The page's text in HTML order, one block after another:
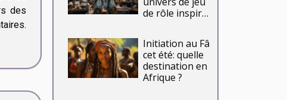
des
de rôle inspiré
avec un petit
budget
Initiation au Fâ
cet été: quelle
destination en
Afrique ?